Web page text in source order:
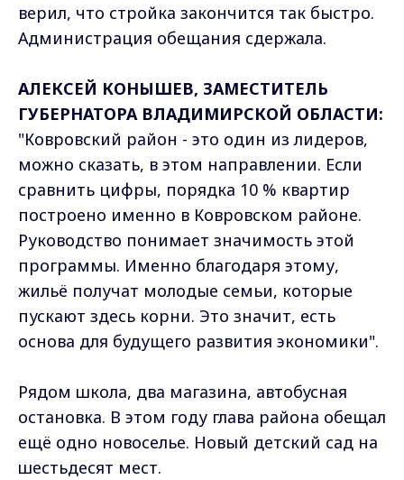
верил, что стройка закончится так быстро.
Администрация обещания сдержала.
АЛЕКСЕЙ КОНЫШЕВ, ЗАМЕСТИТЕЛЬ
ГУБЕРНАТОРА ВЛАДИМИРСКОЙ ОБЛАСТИ:
"Ковровский район - это один из лидеров,
можно сказать, в этом направлении. Если
сравнить цифры, порядка 10 % квартир
построено именно в Ковровском районе.
Руководство понимает значимость этой
программы. Именно благодаря этому,
жильё получат молодые семьи, которые
пускают здесь корни. Это значит, есть
основа для будущего развития экономики".
Рядом школа, два магазина, автобусная
остановка. В этом году глава района обещал
ещё одно новоселье. Новый детский сад на
шестьдесят мест.